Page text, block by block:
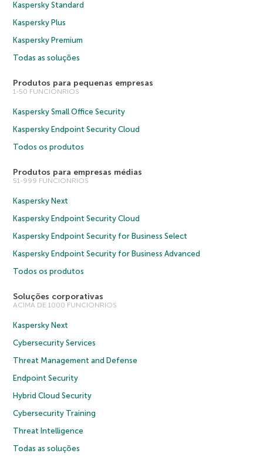
Kaspersky Standard
Kaspersky Plus
Kaspersky Premium
Todas as soluções
Produtos para pequenas empresas
1-50 FUNCIONRIOS
Kaspersky Small Office Security
Kaspersky Endpoint Security Cloud
Todos os produtos
Produtos para empresas médias
51-999 FUNCIONRIOS
Kaspersky Next
Kaspersky Endpoint Security Cloud
Kaspersky Endpoint Security for Business Select
Kaspersky Endpoint Security for Business Advanced
Todos os produtos
Soluções corporativas
ACIMA DE 1000 FUNCIONRIOS
Kaspersky Next
Cybersecurity Services
Threat Management and Defense
Endpoint Security
Hybrid Cloud Security
Cybersecurity Training
Threat Intelligence
Todas as soluções